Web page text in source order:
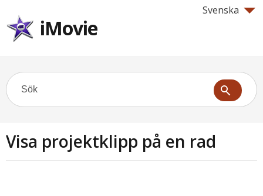
Svenska
iMovie
Visa projektklipp på en rad